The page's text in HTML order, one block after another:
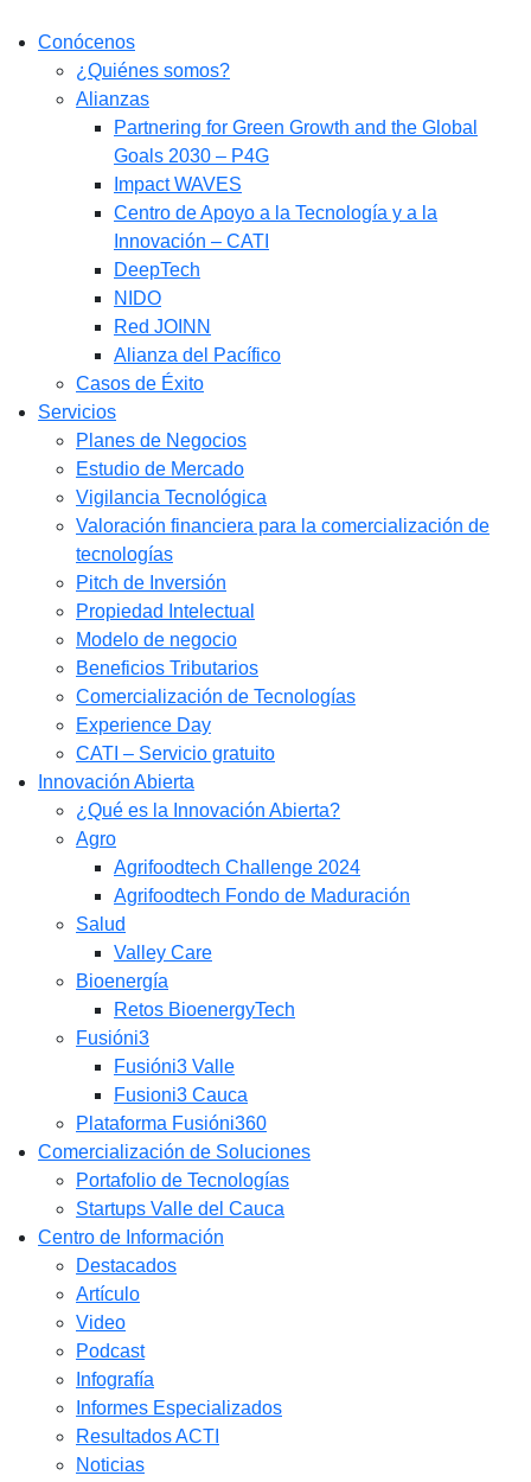
Conócenos
¿Quiénes somos?
Alianzas
Partnering for Green Growth and the Global
Goals 2030 – P4G
Impact WAVES
Centro de Apoyo a la Tecnología y a la
Innovación – CATI
DeepTech
NIDO
Red JOINN
Alianza del Pacífico
Casos de Éxito
Servicios
Planes de Negocios
Estudio de Mercado​
Vigilancia Tecnológica
Valoración financiera para la comercialización de
tecnologías
Pitch de Inversión
Propiedad Intelectual
Modelo de negocio
Beneficios Tributarios
Comercialización de Tecnologías
Experience Day
CATI – Servicio gratuito
Innovación Abierta
¿Qué es la Innovación Abierta?
Agro
Agrifoodtech Challenge 2024
Agrifoodtech Fondo de Maduración
Salud
Valley Care
Bioenergía
Retos BioenergyTech
Fusióni3
Fusióni3 Valle
Fusioni3 Cauca
Plataforma Fusióni360
Comercialización de Soluciones
Portafolio de Tecnologías
Startups Valle del Cauca
Centro de Información
Destacados
Artículo
Video
Podcast
Infografía
Informes Especializados
Resultados ACTI
Noticias